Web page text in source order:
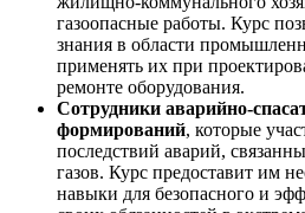
газоопасные работы. Курс
знания в области
применять их при
ремонте оборудования.
Сотрудники аварийно-
формирований, которые
последствий аварий,
газов. Курс предоставит им
навыки для безопасного и